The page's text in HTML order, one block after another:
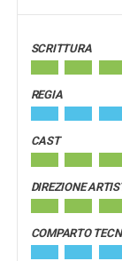
SCRITTURA
REGIA
CAST
DIREZIONE
COMPARTO